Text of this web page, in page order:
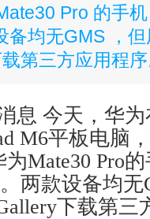
Pro 的手
备均无GMS ，
第三方应用程
息 今天，华
M6平板电脑
Mate30 Pro的
两款设备均无
下载第三